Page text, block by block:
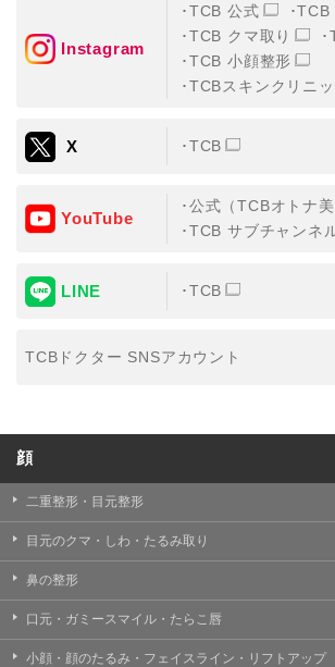
①TCBグループが患者様から取得する情
・氏名、生年月日、メールアドレス、電
②TCBグループが各種サービスの利用に
る情報
・患者様がご利用になった各種サービス
日時、閲覧履歴等に関連する情報
（これには、Cookie情報、アクセスロ
③TCBグループが第三者から間接的に収
事業者およびアフィリエイトサービスプ
・患者様の閲覧履歴、端末等の情報
TCBグループは取得情報を以下の目的
す。
・クリニックの来院予約、医療サービス
対応等のサービス提供のため
・医療サービスの提供に関する他の医療
及び研究機関との連携のため
Instagram
TCB 公式
TCB
TCB クマ取り
TCB 小顔整形
TCBスキンクリニッ
X TCB
YouTube
公式（TCBオトナ美
TCB サブチャンネ
LINE TCB
TCBドクター SNSアカウント
顔
二重整形・目元整形
目元のクマ・しわ・たるみ取り
鼻の整形
口元・ガミースマイル・たらこ唇
小顔・顔のたるみ・フェイスライン・リフトアップ